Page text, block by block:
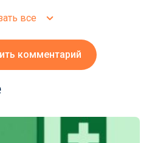
все
комментарий